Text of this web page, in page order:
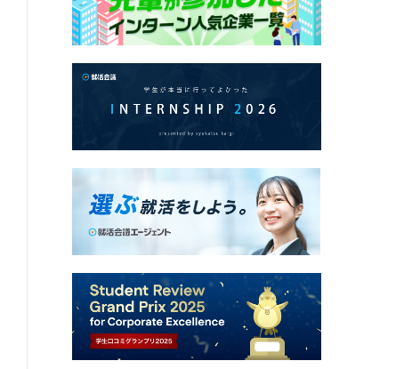
ユニ・チャーム株式会社
営業職 2Daysワークショップ / 営業職
Q. Day ZEROに参加して、ユニ・チャームのどの
A.
特に感じたのは、顧客志向、利益志向、Brand
も仰るように貴社は、2030年に売上高1.5兆円
でも世界一を狙う企業だ。私は、それを可能に